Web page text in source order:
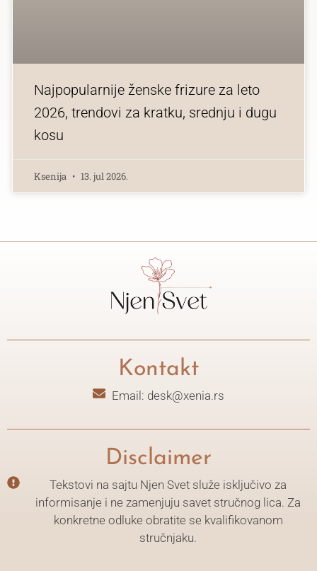
Najpopularnije ženske frizure za leto
2026, trendovi za kratku, srednju i dugu
kosu
Ksenija 13. jul 2026.
Kontakt
Email: desk@xenia.rs
Disclaimer
Tekstovi na sajtu Njen Svet služe isključivo za
informisanje i ne zamenjuju savet stručnog lica. Za
konkretne odluke obratite se kvalifikovanom
stručnjaku.